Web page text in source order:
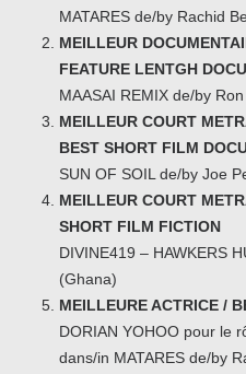
MATARES de/by Rachid
MEILLEUR
FEATURE LENTGH
MAASAI REMIX de/by
MEILLEUR COURT
BEST SHORT FILM
SUN OF SOIL de/by Joe
MEILLEUR COURT
SHORT FILM FICTION
DIVINE419 – HAWKERS
(Ghana)
MEILLEURE ACTRICE /
DORIAN YOHOO pour le
dans/in MATARES de/by